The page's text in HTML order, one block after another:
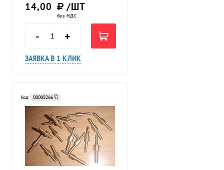
14,00 /ШТ
без НДС
- +
ЗАЯВКА В 1 КЛИК
Код: 00008266